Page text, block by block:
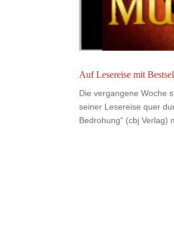
Auf Lesereise mit
Die vergangene Woche
seiner Lesereise quer
Bedrohung“ (cbj Verlag)